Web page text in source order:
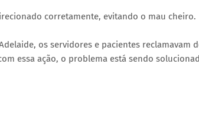
corretamente, evitando o mau cheiro.
os servidores e pacientes reclamavam
essa ação, o problema está sendo